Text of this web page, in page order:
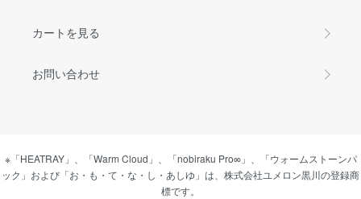
カートを見る
お問い合わせ
※「HEATRAY」、「Warm Cloud」、「nobiraku Pro∞」、「ウォームストーンパ
ック」および「お・も・て・な・し・あしゆ」は、株式会社ユメロン黒川の登録商
標です。